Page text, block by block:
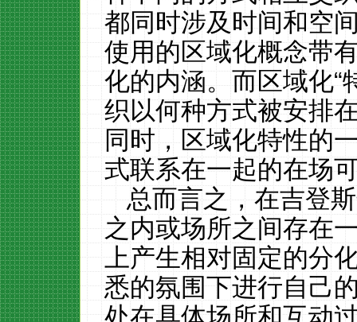
都同时涉及时间和空
使用的区域化概念带
化的内涵。而区域化“
织以何种方式被安排
同时，区域化特性的
式联系在一起的在场
总而言之，在吉登
之内或场所之间存在
上产生相对固定的分
悉的氛围下进行自己